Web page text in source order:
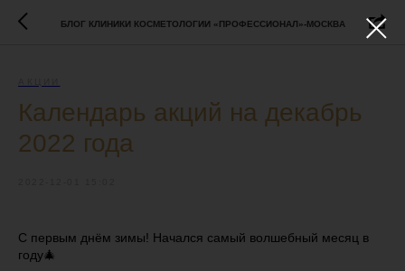
БЛОГ КЛИНИКИ КОСМЕТОЛОГИИ «ПРОФЕССИОНАЛ»-МОСКВА
Календарь акций на декабрь
2022 года
С первым днём зимы! Начался самый волшебный месяц в
году🎄